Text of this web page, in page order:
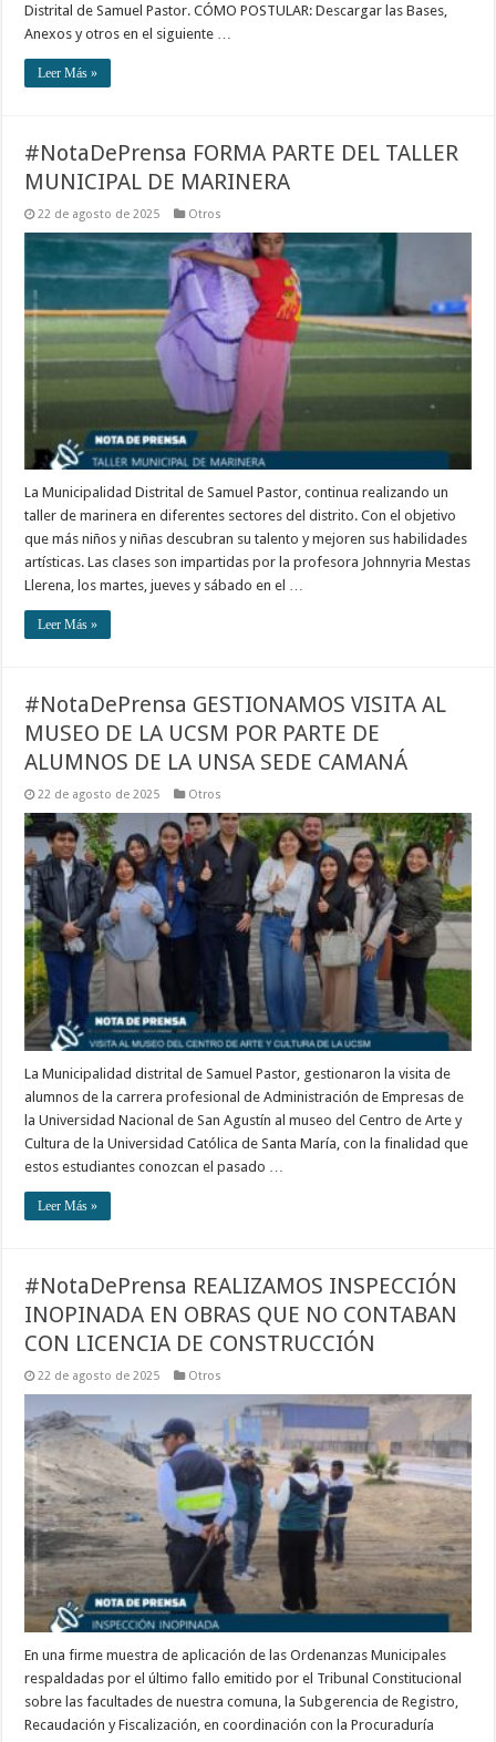
Distrital de Samuel Pastor. CÓMO POSTULAR: Descargar las Bases,
Anexos y otros en el siguiente …
Leer Más »
#NotaDePrensa FORMA PARTE DEL TALLER
MUNICIPAL DE MARINERA
22 de agosto de 2025 Otros
La Municipalidad Distrital de Samuel Pastor, continua realizando un
taller de marinera en diferentes sectores del distrito. Con el objetivo
que más niños y niñas descubran su talento y mejoren sus habilidades
artísticas. Las clases son impartidas por la profesora Johnnyria Mestas
Llerena, los martes, jueves y sábado en el …
Leer Más »
#NotaDePrensa GESTIONAMOS VISITA AL
MUSEO DE LA UCSM POR PARTE DE
ALUMNOS DE LA UNSA SEDE CAMANÁ
22 de agosto de 2025 Otros
La Municipalidad distrital de Samuel Pastor, gestionaron la visita de
alumnos de la carrera profesional de Administración de Empresas de
la Universidad Nacional de San Agustín al museo del Centro de Arte y
Cultura de la Universidad Católica de Santa María, con la finalidad que
estos estudiantes conozcan el pasado …
Leer Más »
#NotaDePrensa REALIZAMOS INSPECCIÓN
INOPINADA EN OBRAS QUE NO CONTABAN
CON LICENCIA DE CONSTRUCCIÓN
22 de agosto de 2025 Otros
En una firme muestra de aplicación de las Ordenanzas Municipales
respaldadas por el último fallo emitido por el Tribunal Constitucional
sobre las facultades de nuestra comuna, la Subgerencia de Registro,
Recaudación y Fiscalización, en coordinación con la Procuraduría